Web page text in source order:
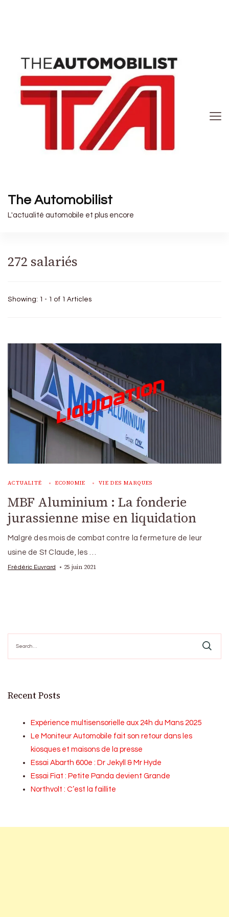
The Automobilist
L'actualité automobile et plus encore
272 salariés
Showing: 1 - 1 of 1 Articles
ACTUALITÉ ECONOMIE VIE DES MARQUES
MBF Aluminium : La fonderie
jurassienne mise en liquidation
Malgré des mois de combat contre la fermeture de leur
usine de St Claude, les …
Frédéric Euvrard 25 juin 2021
for:
Recent Posts
Expérience multisensorielle aux 24h du Mans 2025
Le Moniteur Automobile fait son retour dans les
kiosques et maisons de la presse
Essai Abarth 600e : Dr Jekyll & Mr Hyde
Essai Fiat : Petite Panda devient Grande
Northvolt : C’est la faillite